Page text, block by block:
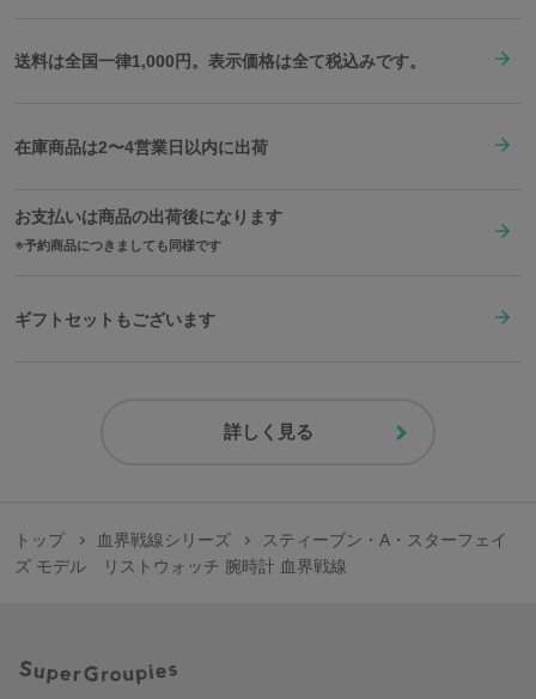
送料は全国一律1,000円。表示価格は全て税込みです。
在庫商品は2〜4営業日以内に出荷
お支払いは商品の出荷後になります
予約商品につきましても同様です
ギフトセットもございます
詳しく見る
トップ 血界戦線シリーズ
スティーブン・A・スターフェイ
ズ モデル リストウォッチ 腕時計 血界戦線